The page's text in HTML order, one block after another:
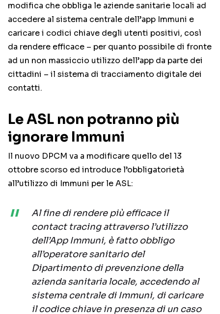
modifica che obbliga le aziende sanitarie locali ad
accedere al sistema centrale dell’app Immuni e
caricare i codici chiave degli utenti positivi, così
da rendere efficace – per quanto possibile di fronte
ad un non massiccio utilizzo dell’app da parte dei
cittadini – il sistema di tracciamento digitale dei
contatti.
Le ASL non potranno più
ignorare Immuni
Il nuovo DPCM va a modificare quello del 13
ottobre scorso ed introduce l’obbligatorietà
all’utilizzo di Immuni per le ASL:
Al fine di rendere più efficace il
contact tracing attraverso l’utilizzo
dell’App Immuni, è fatto obbligo
all’operatore sanitario del
Dipartimento di prevenzione della
azienda sanitaria locale, accedendo al
sistema centrale di Immuni, di caricare
il codice chiave in presenza di un caso